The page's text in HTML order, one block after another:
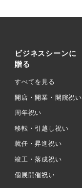
ビジネスシーンに
贈る
すべてを見る
開店・開業・開院祝い
周年祝い
移転・引越し祝い
就任・昇進祝い
竣工・落成祝い
個展開催祝い